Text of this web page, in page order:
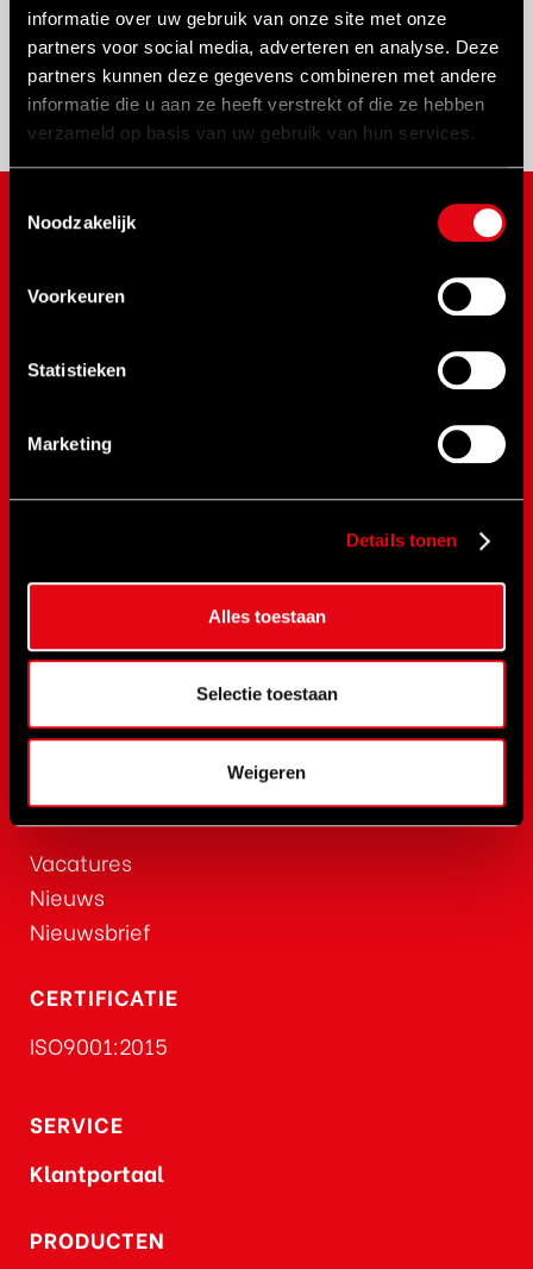
informatie over uw gebruik van onze site met onze
partners voor social media, adverteren en analyse. Deze
partners kunnen deze gegevens combineren met andere
informatie die u aan ze heeft verstrekt of die ze hebben
verzameld op basis van uw gebruik van hun services.
Noodzakelijk
Voorkeuren
Statistieken
Marketing
Details tonen
Alles toestaan
Selectie toestaan
Weigeren
Auto-Skip:Skip / Fill
Standard Torch Range:0.88 – 5 inches (22.4 –
127 mm)
NOVUS
SPX Power Team
RenQuip
BETEX
CLIMAX
CEJN
Red Rooster
ACTUEEL
Vacatures
Nieuws
Nieuwsbrief
CERTIFICATIE
ISO9001:2015
SERVICE
Klantportaal
PRODUCTEN